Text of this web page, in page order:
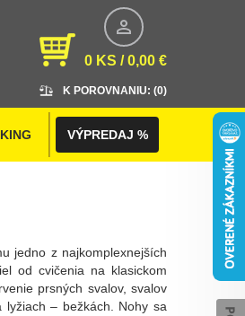
VÝPREDAJ %
K POROVNANIU: (0)
0 KS / 0,00 €
jedno z najkomplexnejších
od cvičenia na klasickom
prsných svalov, svalov
– bežkách. Nohy sa